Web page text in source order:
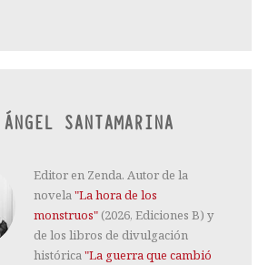
SANTAMARINA
Editor en Zenda. Autor de la
novela"La hora de los
monstruos" (2026, Ediciones B) y
de los libros de divulgación
histórica"La guerra que cambió